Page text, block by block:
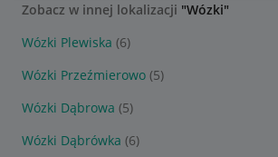
Zobacz w innej lokalizacji "Wózki"
Wózki Plewiska (6)
Wózki Przeźmierowo (5)
Wózki Dąbrowa (5)
Wózki Dąbrówka (6)